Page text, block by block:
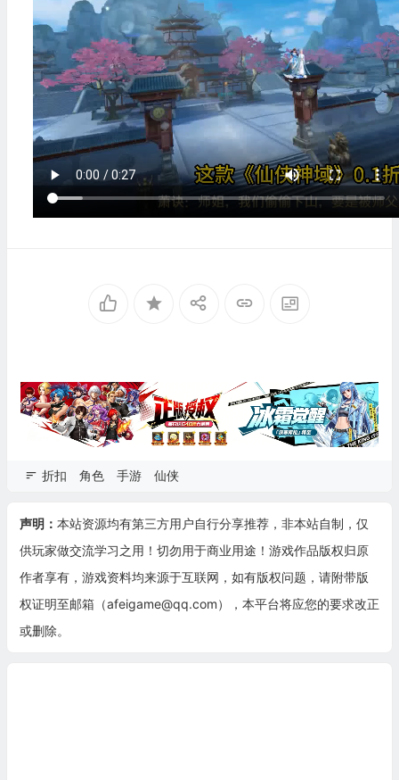
折扣 角色 手游 仙侠
声明： 本站资源均有第三方用户自行分享推荐，非本站自制，仅
供玩家做交流学习之用！切勿用于商业用途！游戏作品版权归原
作者享有，游戏资料均来源于互联网，如有版权问题，请附带版
权证明至邮箱（afeigame@qq.com），本平台将应您的要求改正
或删除。